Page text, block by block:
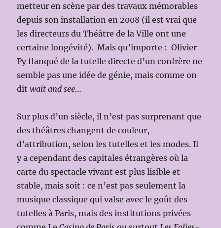
metteur en scène par des travaux mémorables
depuis son installation en 2008 (il est vrai que
les directeurs du Théâtre de la Ville ont une
certaine longévité). Mais qu’importe : Olivier
Py flanqué de la tutelle directe d’un confrère ne
semble pas une idée de génie, mais comme on
ditwait and see…
Sur plus d’un siècle, il n’est pas surprenant que
des théâtres changent de couleur,
d’attribution, selon les tutelles et les modes. Il
y a cependant des capitales étrangères où la
carte du spectacle vivant est plus lisible et
stable, mais soit : ce n’est pas seulement la
musique classique qui valse avec le goût des
tutelles à Paris, mais des institutions privées